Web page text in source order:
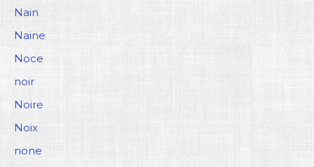
Nain
Naine
Noce
noir
Noire
Noix
none